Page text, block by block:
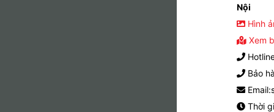
Nội
Hình
Xem
Bảo
Thời